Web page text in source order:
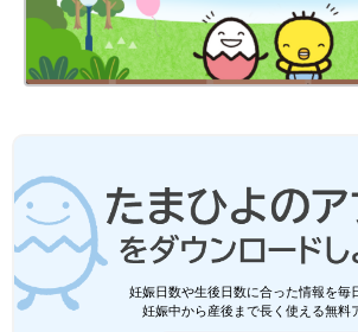
妊娠日数や生後日数に合った情報を毎
妊娠中から産後まで長く使える無料